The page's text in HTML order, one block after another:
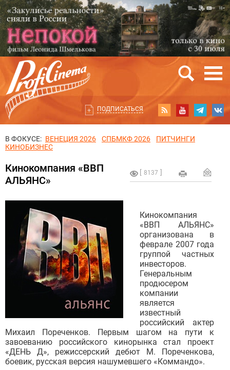
ПОДПИСАТЬСЯ
В ФОКУСЕ: ВЕНЕЦИЯ 2026 СПБМКФ 2026
ПИТЧИНГИ
КИНОБИЗНЕС
8137
Кинокомпания «ВВП
АЛЬЯНС»
Кинокомпания
«ВВП АЛЬЯНС»
организована в
феврале 2007 года
группой частных
инвесторов.
Генеральным
продюсером
компании
является
известный
российский актер
Михаил Пореченков. Первым шагом на пути к
завоеванию российского кинорынка стал проект
«ДЕНЬ Д», режиссерский дебют М. Пореченкова,
боевик, русская версия нашумевшего «Коммандо».